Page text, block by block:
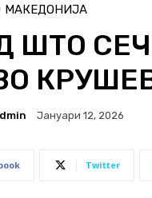
МАКЕДОНИЈА
ШТО
Јануари 12, 2026
Twitter